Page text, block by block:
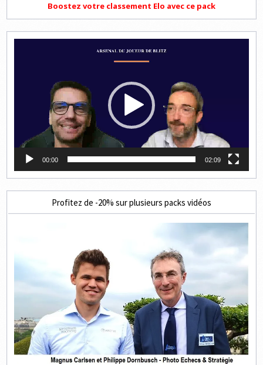
Boostez votre classement Elo avec ce pack
00:00 02:09
Profitez de -20% sur plusieurs packs vidéos